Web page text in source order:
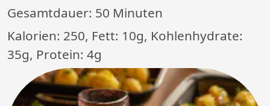
Gesamtdauer: 50 Minuten
Kalorien: 250, Fett: 10g, Kohlenhydrate:
35g, Protein: 4g